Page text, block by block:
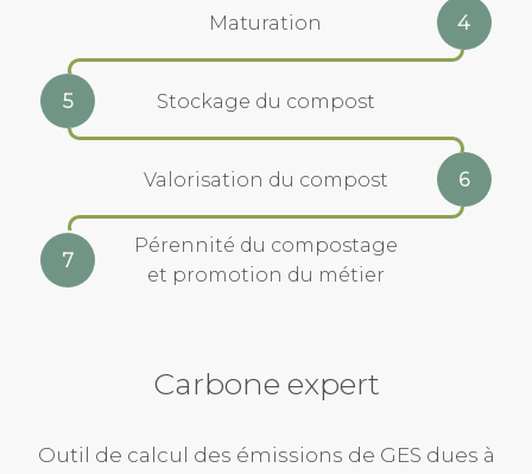
Maturation 4
5 Stockage du compost
Valorisation du compost 6
7
Pérennité du compostage
et promotion du métier
Carbone expert
Outil de calcul des émissions de GES dues à